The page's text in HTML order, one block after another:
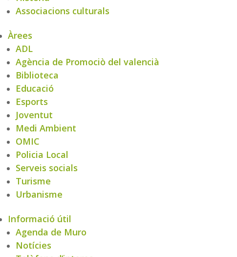
Associacions culturals
Àrees
ADL
Agència de Promociò del valencià
Biblioteca
Educació
Esports
Joventut
Medi Ambient
OMIC
Policia Local
Serveis socials
Turisme
Urbanisme
Informació útil
Agenda de Muro
Notícies